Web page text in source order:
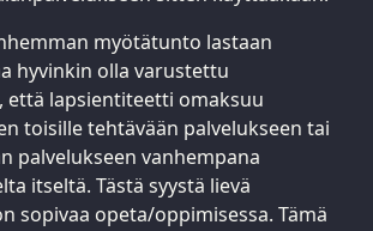
myötätunto lastaan
hyvinkin olla varustettu
että lapsientiteetti omaksuu
toisille tehtävään palvelukseen tai
palvelukseen vanhempana
itseltä. Tästä syystä lievä
sopivaa opeta/oppimisessa. Tämä